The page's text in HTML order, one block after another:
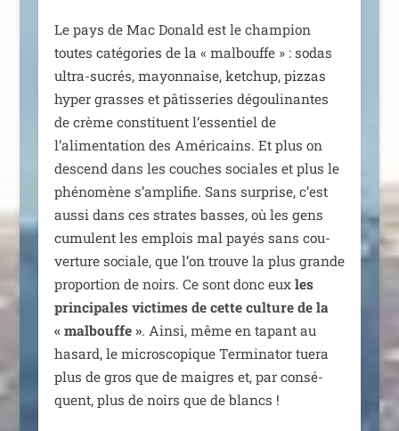
Le pays de Mac Donald est le cham­pion
toutes caté­go­ries de la « mal­bouffe » : sodas
ultra-sucrés, mayon­naise, ket­chup, piz­zas
hyper grasses et pâtis­se­ries dégou­li­nantes
de crème consti­tuent l’essentiel de
l’alimentation des Américains. Et plus on
des­cend dans les couches sociales et plus le
phé­no­mène s’amplifie. Sans sur­prise, c’est
aus­si dans ces strates basses, où les gens
cumulent les emplois mal payés sans cou­
ver­ture sociale, que l’on trouve la plus grande
pro­por­tion de noirs. Ce sont donc eux les
prin­ci­pales vic­times de cette culture de la
« mal­bouffe ». Ainsi, même en tapant au
hasard, le micro­sco­pique Terminator tue­ra
plus de gros que de maigres et, par consé­
quent, plus de noirs que de blancs !